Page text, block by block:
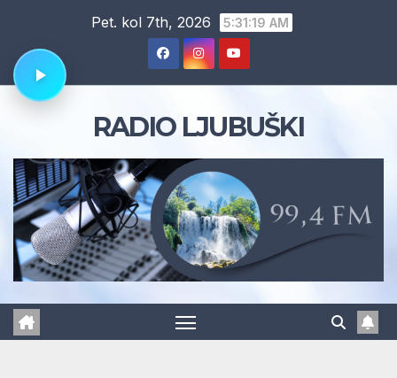
content
Pet. kol 7th, 2026 5:31:20 AM
RADIO LJUBUŠKI